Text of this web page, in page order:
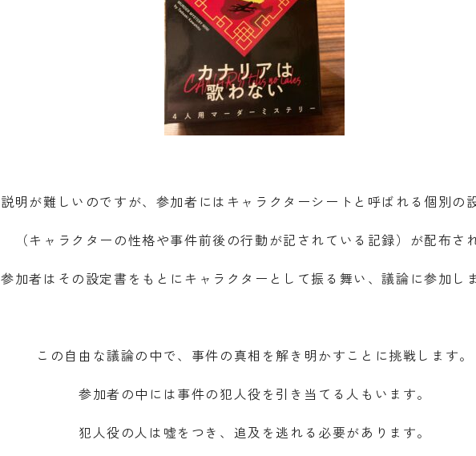
説明が難しいのですが、参加者にはキャラクターシートと呼ばれる個別の
（キャラクターの性格や事件前後の行動が記されている記録）が配布され
参加者はその設定書をもとにキャラクターとして振る舞い、議論に参加しま
この自由な議論の中で、事件の真相を解き明かすことに挑戦します。
参加者の中には事件の犯人役を引き当てる人もいます。
犯人役の人は嘘をつき、追及を逃れる必要があります。